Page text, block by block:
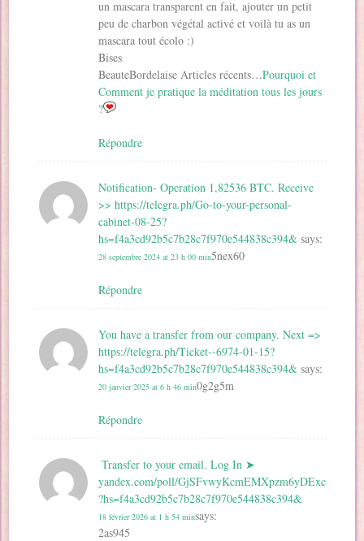
un mascara transparent en fait, ajouter un petit
peu de charbon végétal activé et voilà tu as un
mascara tout écolo :)
Bises
BeauteBordelaise Articles récents…Pourquoi et
Comment je pratique la méditation tous les jours
?
Répondre
Notification- Operation 1,82536 BTC. Receive
>> https://telegra.ph/Go-to-your-personal-
cabinet-08-25?
hs=f4a3cd92b5c7b28c7f970e544838c394& says:
28 septembre 2024 at 23 h 00 min5nex60
Répondre
You have a transfer from our company. Next =>
https://telegra.ph/Ticket--6974-01-15?
hs=f4a3cd92b5c7b28c7f970e544838c394& says:
20 janvier 2025 at 6 h 46 min0g2g5m
Répondre
️ Transfer to your email. Log In ➤
yandex.com/poll/GjSFvwyKcmEMXpzm6yDExc
?hs=f4a3cd92b5c7b28c7f970e544838c394& ️
says:
18 février 2026 at 1 h 54 min
2as945